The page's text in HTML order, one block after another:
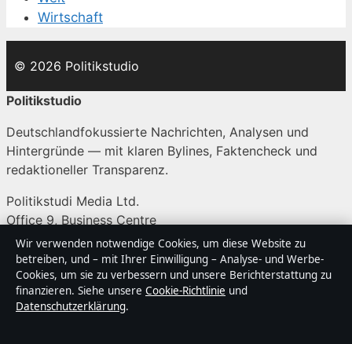
Wirtschaft
© 2026 Politikstudio
Politikstudio
Deutschlandfokussierte Nachrichten, Analysen und
Hintergründe — mit klaren Bylines, Faktencheck und
redaktioneller Transparenz.
Politikstudi Media Ltd.
Office 9, Business Centre
Valletta, 0000
+356 2138 9009
Malta Business Registry: C 92009
Wir verwenden notwendige Cookies, um diese Website zu
betreiben, und – mit Ihrer Einwilligung – Analyse- und Werbe-
Cookies, um sie zu verbessern und unsere Berichterstattung zu
finanzieren. Siehe unsere Cookie-Richtlinie und
Datenschutzerklärung.